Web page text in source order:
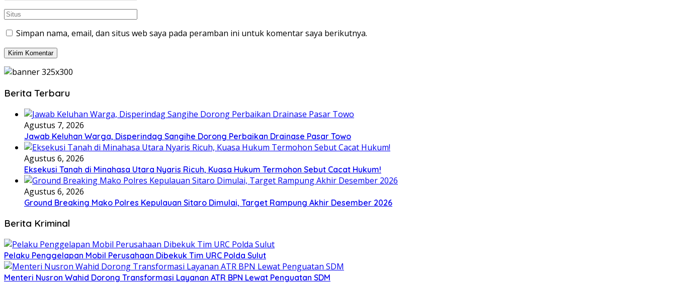
Simpan nama, email, dan situs web saya pada peramban ini untuk komentar saya berikutnya.
Berita Terbaru
Agustus 7, 2026
Jawab Keluhan Warga, Disperindag Sangihe Dorong Perbaikan Drainase Pasar Towo
Agustus 6, 2026
Eksekusi Tanah di Minahasa Utara Nyaris Ricuh, Kuasa Hukum Termohon Sebut Cacat Hukum!
Agustus 6, 2026
Ground Breaking Mako Polres Kepulauan Sitaro Dimulai, Target Rampung Akhir Desember 2026
Berita Kriminal
​Pelaku Penggelapan Mobil Perusahaan Dibekuk Tim URC Polda Sulut
​Menteri Nusron Wahid Dorong Transformasi Layanan ATR BPN Lewat Penguatan SDM